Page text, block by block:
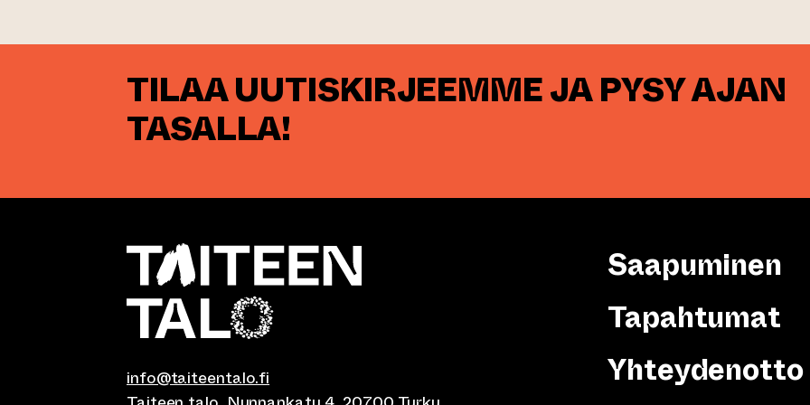
TILAA UUTISKIRJEEMME JA PYSY AJAN
TASALLA!
info@taiteentalo.fi
Saapuminen
Tapahtumat
Yhteydenotto